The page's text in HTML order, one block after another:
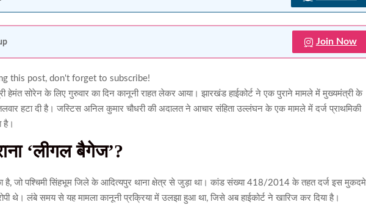
Join Now
this post, don't forget to subscribe!
हेमंत सोरेन के लिए गुरुवार का दिन कानूनी राहत लेकर आया। झारखंड हाईकोर्ट ने एक पुराने मामले में मुख्यमंत्री के
हटा दी है। जस्टिस अनिल कुमार चौधरी की अदालत ने आचार संहिता उल्लंघन के एक मामले में दर्ज प्राथमिकी
है।
‘लीगल बैगेज’?
है, जो पश्चिमी सिंहभूम जिले के आदित्यपुर थाना क्षेत्र से जुड़ा था। कांड संख्या 418/2014 के तहत दर्ज इस
थे। लंबे समय से यह मामला कानूनी प्रक्रिया में उलझा हुआ था, जिसे अब हाईकोर्ट ने खारिज कर दिया है।